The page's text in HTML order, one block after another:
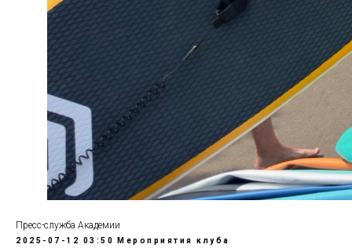
Пресс-служба Академии
2025-07-12 03:50 Мероприятия клуба